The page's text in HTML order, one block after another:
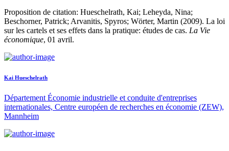
Proposition de citation: Hueschelrath, Kai; Leheyda, Nina;
Beschorner, Patrick; Arvanitis, Spyros; Wörter, Martin (2009). La loi
sur les cartels et ses effets dans la pratique: études de cas. La Vie
économique, 01 avril.
Kai Hueschelrath
Département Économie industrielle et conduite d'entreprises
internationales, Centre européen de recherches en économie (ZEW),
Mannheim